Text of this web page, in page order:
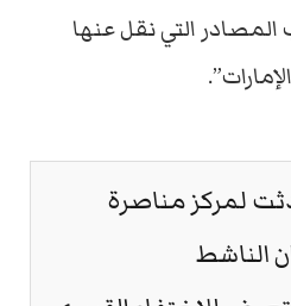
التي نقل عنها
لمركز مناصرة
الناشط